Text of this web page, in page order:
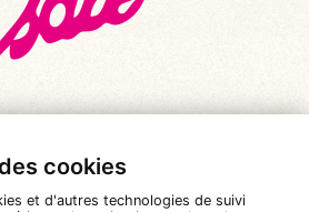
cookies
et d'autres technologies de suivi
|
Le Baiser Salé